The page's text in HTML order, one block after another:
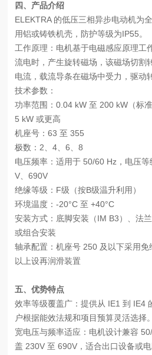
四、产品介绍
ELEKTRA 的低压三相异步电动机为
用铝或铸铁机壳，防护等级为IP55。
工作原理：电机基于电磁感应原理工
流电时，产生旋转磁场，该磁场切割
电流，载流导条在磁场中受力，驱动
技术参数：
功率范围：0.04 kW 至 200 kW（标
5 kW 或更高
机座号：63 至 355
极数：2、4、6、8
电压频率：适用于 50/60 Hz，电压
V、690V
绝缘等级：F级（按B级温升利用）
环境温度：-20°C 至 +40°C
安装方式：底脚安装（IM B3）、法
或组合安装
轴承配置：机座号 250 及以下采用
以上设再润滑装置
五、优势特点
效率等级覆盖广：提供从 IE1 到 IE4
户根据能效法规和项目预算灵活选择。
宽电压与频率适应：电机设计兼容
盖 230V 至 690V，适合出口设备或电